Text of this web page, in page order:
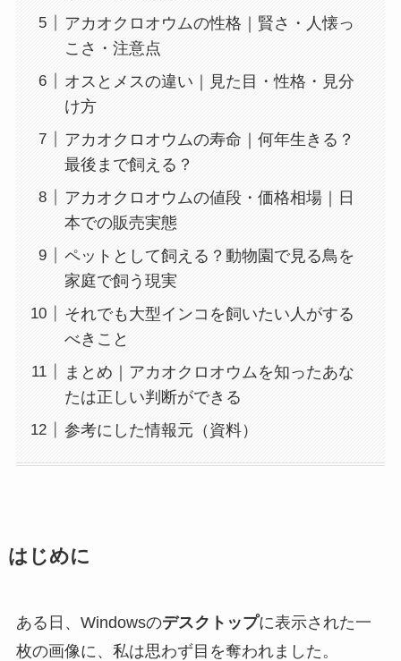
アカオクロオウムの性格｜賢さ・人懐っ
こさ・注意点
オスとメスの違い｜見た目・性格・見分
け方
アカオクロオウムの寿命｜何年生きる？
最後まで飼える？
アカオクロオウムの値段・価格相場｜日
本での販売実態
ペットとして飼える？動物園で見る鳥を
家庭で飼う現実
それでも大型インコを飼いたい人がする
べきこと
まとめ｜アカオクロオウムを知ったあな
たは正しい判断ができる
参考にした情報元（資料）
はじめに
ある日、Windowsのデスクトップに表示された一
枚の画像に、私は思わず目を奪われました。